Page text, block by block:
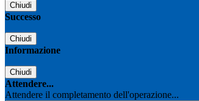
Chiudi
Successo
Chiudi
Informazione
Chiudi
Attendere...
Attendere il completamento dell'operazione...